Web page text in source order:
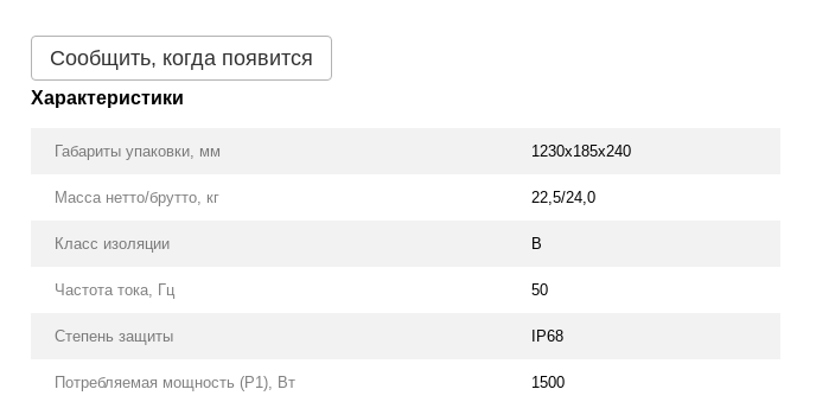
Сообщить, когда появится
Характеристики
Габариты упаковки, мм 1230х185х240
Масса нетто/брутто, кг 22,5/24,0
Класс изоляции В
Частота тока, Гц 50
Степень защиты IP68
Потребляемая мощность (Р1), Вт 1500